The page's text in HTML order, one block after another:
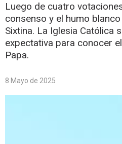
Luego de cuatro
consenso y el humo
Sixtina. La Iglesia Católica
expectativa para conocer
Papa.
8 Mayo de 2025